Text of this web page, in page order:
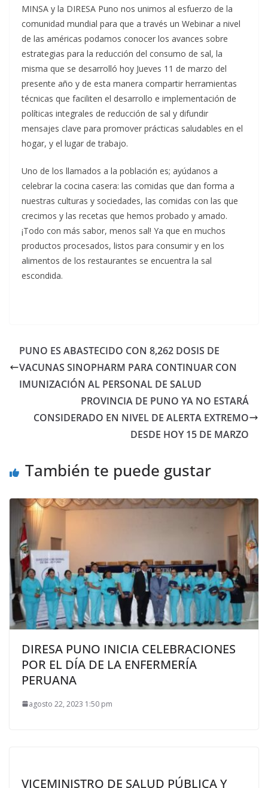
MINSA y la DIRESA Puno nos unimos al esfuerzo de la
comunidad mundial para que a través un Webinar a nivel
de las américas podamos conocer los avances sobre
estrategias para la reducción del consumo de sal, la
misma que se desarrolló hoy Jueves 11 de marzo del
presente año y de esta manera compartir herramientas
técnicas que faciliten el desarrollo e implementación de
políticas integrales de reducción de sal y difundir
mensajes clave para promover prácticas saludables en el
hogar, y el lugar de trabajo.
Uno de los llamados a la población es; ayúdanos a
celebrar la cocina casera: las comidas que dan forma a
nuestras culturas y sociedades, las comidas con las que
crecimos y las recetas que hemos probado y amado.
¡Todo con más sabor, menos sal! Ya que en muchos
productos procesados, listos para consumir y en los
alimentos de los restaurantes se encuentra la sal
escondida.
PUNO ES ABASTECIDO CON 8,262 DOSIS DE
VACUNAS SINOPHARM PARA CONTINUAR CON
IMUNIZACIÓN AL PERSONAL DE SALUD
PROVINCIA DE PUNO YA NO ESTARÁ
CONSIDERADO EN NIVEL DE ALERTA EXTREMO
DESDE HOY 15 DE MARZO
También te puede gustar
DIRESA PUNO INICIA CELEBRACIONES
POR EL DÍA DE LA ENFERMERÍA
PERUANA
agosto 22, 2023 1:50 pm
VICEMINISTRO DE SALUD PÚBLICA Y